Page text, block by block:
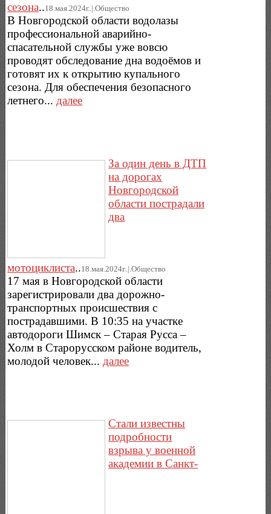
сезона..18.мая.2024г..|.Общество
В Новгородской области водолазы
профессиональной аварийно-
спасательной службы уже вовсю
проводят обследование дна водоёмов и
готовят их к открытию купального
сезона. Для обеспечения безопасного
летнего...далее
За один день в ДТП
на дорогах
Новгородской
области пострадали
два
мотоциклиста..18.мая.2024г..|.Общество
17 мая в Новгородской области
зарегистрировали два дорожно-
транспортных происшествия с
пострадавшими. В 10:35 на участке
автодороги Шимск – Старая Русса –
Холм в Старорусском районе водитель,
молодой человек... далее
Стали известны
подробности
взрыва у военной
академии в Санкт-